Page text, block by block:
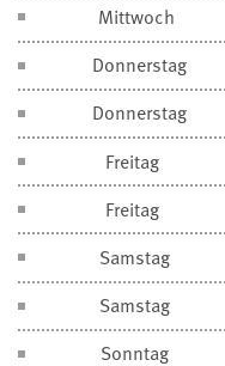
Mittwoch
Donnerstag
Donnerstag
Freitag
Freitag
Samstag
Samstag
Sonntag